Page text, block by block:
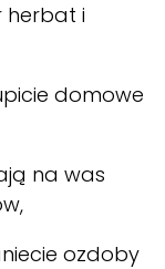
herbat i
domowe
na was
ozdoby